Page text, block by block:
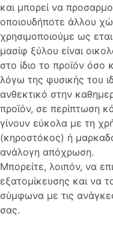
και μπορεί να
οποιουδήποτε άλλου
χρησιμοποιούμε ως
μασίφ ξύλου είναι
στο ίδιο το προϊόν όσο
λόγω της φυσικής του
ανθεκτικό στην
προϊόν, σε περίπτωση
γίνουν εύκολα με τη
(κηροστόκος) ή
ανάλογη απόχρωση.
Μπορείτε, λοιπόν, να
εξατομίκευσης και να
σύμφωνα με τις
σας.